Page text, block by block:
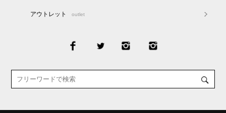
アウトレット outlet